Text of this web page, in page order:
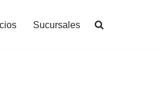
Sucursales